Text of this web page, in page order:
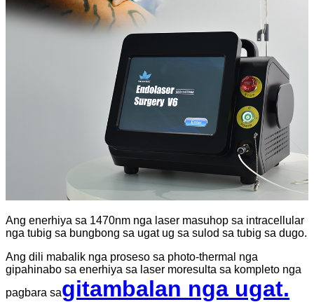
Ang enerhiya sa 1470nm nga laser masuhop sa intracellular
nga tubig sa bungbong sa ugat ug sa sulod sa tubig sa dugo.
Ang dili mabalik nga proseso sa photo-thermal nga
gipahinabo sa enerhiya sa laser moresulta sa kompleto nga
pagbara sagitambalan nga ugat.